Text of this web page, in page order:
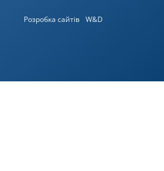
Розробка сайтів W&D